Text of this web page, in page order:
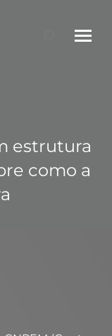
Search:
estrutura
como a